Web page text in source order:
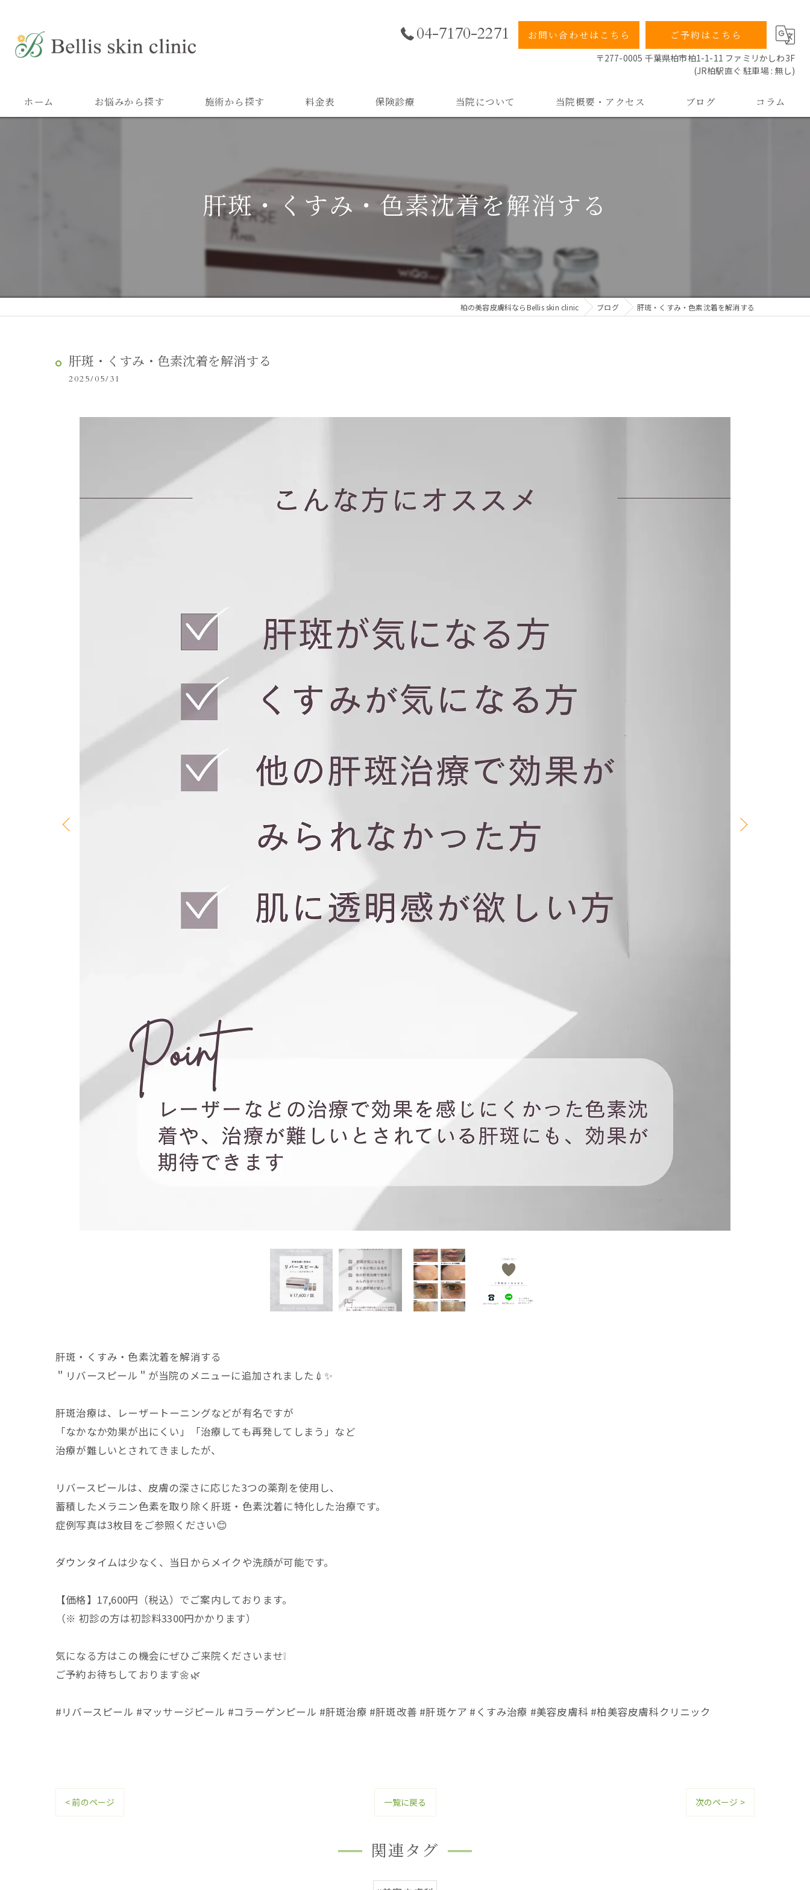
04-7170-2271 お問い合わせはこちら
ご予約はこちら
〒277-0005 千葉県柏市柏1-1-11 ファミリかしわ3F
(JR柏駅直ぐ 駐車場 : 無し)
ホーム お悩みから探す 施術から探す 料金表 保険診療 当院について
二重顎
スキンケア
当院概要・アクセス
よくあるご質問
ブログ コラム
肝斑・くすみ・色素沈着を解消する
柏の美容皮膚科ならBellis skin clinic ブログ 肝斑・くすみ・色素沈着を解消する
肝斑・くすみ・色素沈着を解消する
2025/05/31
肝斑・くすみ・色素沈着を解消する
＂リバースピール＂が当院のメニューに追加されました💉✨
肝斑治療は、レーザートーニングなどが有名ですが
「なかなか効果が出にくい」「治療しても再発してしまう」など
治療が難しいとされてきましたが、
リバースピールは、皮膚の深さに応じた3つの薬剤を使用し、
蓄積したメラニン色素を取り除く肝斑・色素沈着に特化した治療です。
症例写真は3枚目をご参照ください😊
ダウンタイムは少なく、当日からメイクや洗顔が可能です。
【価格】17,600円（税込）でご案内しております。
（※ 初診の方は初診料3300円かかります）
気になる方はこの機会にぜひご来院くださいませ❕
ご予約お待ちしております🌼🌿
#リバースピール #マッサージピール #コラーゲンピール #肝斑治療 #肝斑改善 #肝斑ケア #くすみ治療 #美容皮膚科 #柏美容皮膚科クリニック
< 前のページ 一覧に戻る 次のページ >
関連タグ